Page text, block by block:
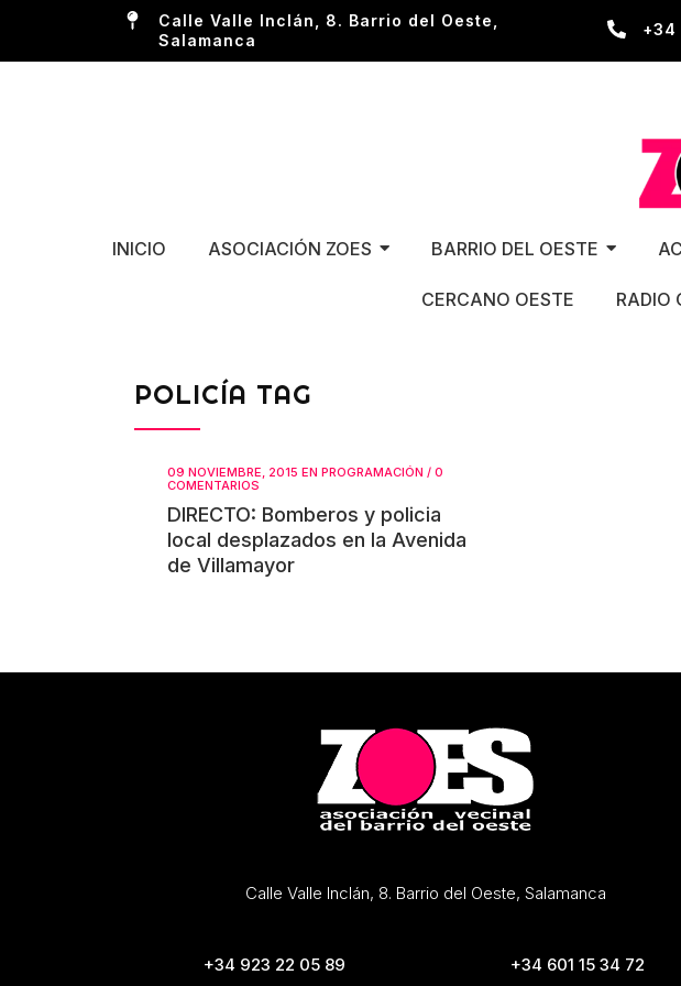
Calle Valle Inclán, 8. Barrio del Oeste,
Salamanca
+34
INICIO ASOCIACIÓN ZOES BARRIO DEL OESTE
CERCANO OESTE RADIO
POLICÍA TAG
09 NOVIEMBRE, 2015 EN PROGRAMACIÓN / 0
COMENTARIOS
DIRECTO: Bomberos y policia
local desplazados en la Avenida
de Villamayor
Calle Valle Inclán, 8. Barrio del Oeste, Salamanca
+34 923 22 05 89 +34 601 15 34 72